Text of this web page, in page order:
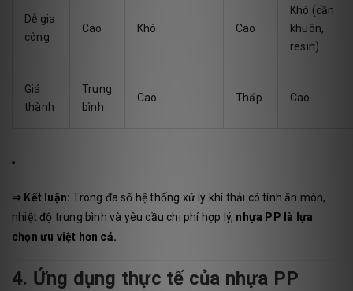
Dễ gia
công
Cao Khó Cao
Khó (cần
khuôn,
resin)
Giá
thành
Trung
bình
Cao Thấp Cao
⇒ Kết luận: Trong đa số hệ thống xử lý khí thải có tính ăn mòn,
nhiệt độ trung bình và yêu cầu chi phí hợp lý, nhựa PP là lựa
chọn ưu việt hơn cả.
4. Ứng dụng thực tế của nhựa PP